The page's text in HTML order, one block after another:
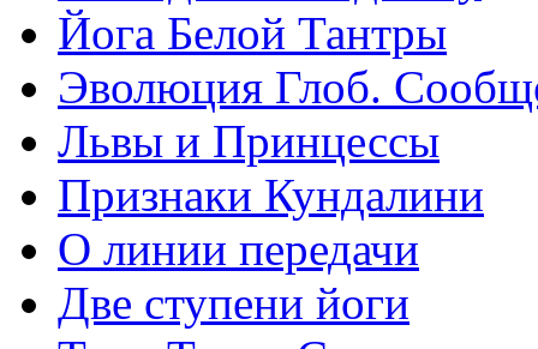
Йога Белой Тантры
Эволюция Глоб.
Львы и Принцессы
Признаки Кундалини
О линии передачи
Две ступени йоги